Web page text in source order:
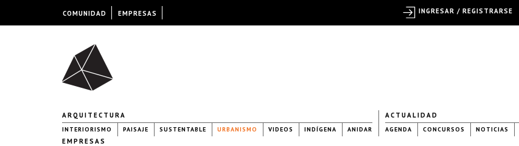
ARQUITECTURA
INTERIORISMO PAISAJE SUSTENTABLE URBANISMO VIDEOS INDÍGENA ANIDAR
ACTUALIDAD
AGENDA CONCURSOS NOTICIAS
EMPRESAS
COMUNIDAD EMPRESAS INGRESAR / REGISTRARSE